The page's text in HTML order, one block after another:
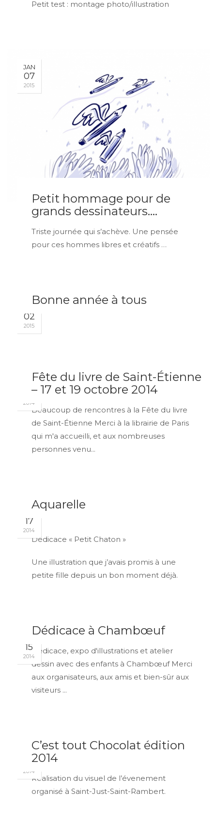
Petit test : montage photo/illustration
JAN
07
2015
Petit hommage pour de
grands dessinateurs….
Triste journée qui s’achève. Une pensée
pour ces hommes libres et créatifs …
02
2015
Bonne année à tous
20
2014
Fête du livre de Saint-Étienne
– 17 et 19 octobre 2014
Beaucoup de rencontres à la Fête du livre
de Saint-Étienne Merci à la librairie de Paris
qui m'a accueilli, et aux nombreuses
personnes venu...
17
2014
Aquarelle
Dédicace « Petit Chaton »
Une illustration que j’avais promis à une
petite fille depuis un bon moment déjà.
15
2014
Dédicace à Chambœuf
Dédicace, expo d'illustrations et atelier
dessin avec des enfants à Chambœuf Merci
aux organisateurs, aux amis et bien-sûr aux
visiteurs ...
SEP
09
2014
C’est tout Chocolat édition
2014
Réalisation du visuel de l’évenement
organisé à Saint-Just-Saint-Rambert.